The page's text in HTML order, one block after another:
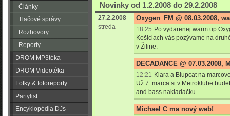
Články
Tlačové správy
Rozhovory
Reporty
DROM MP3téka
DROM Videotéka
Fotky & fotoreporty
Partylist
Encyklopédia DJs
Novinky od 1.2.2008 do 29.2.2008
27.2.2008
streda
Oxygen_FM @ 08.03.2008,
18:25 Po vydarenej warm up
Košiciach vás pozývame na
v Žiline.
DECADANCE @ 07.03.2008,
12:21 Kiara a Blupcat na
Už 7. marca si v Metroklube
and bass nakladačku.
Michael C ma nový web!